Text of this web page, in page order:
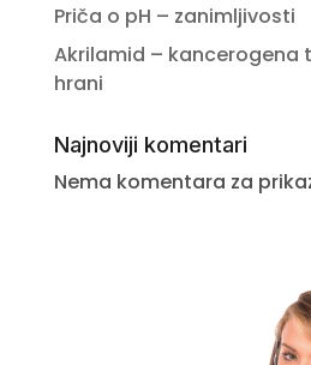
Priča o pH – zanimljivosti
Akrilamid – kancerogena
hrani
Najnoviji komentari
Nema komentara za